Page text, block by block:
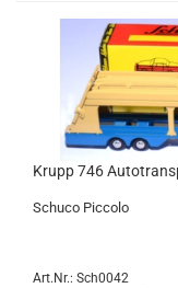
Krupp 746
Schu­co Pic­co­lo
Art.Nr.: Sch0042